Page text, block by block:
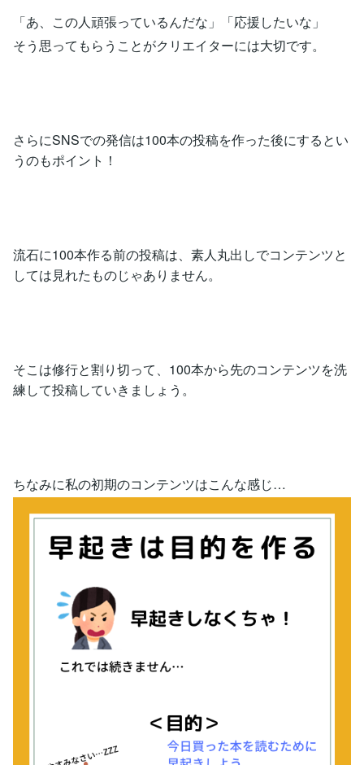
「あ、この人頑張っているんだな」「応援したいな」
そう思ってもらうことがクリエイターには大切です。
さらにSNSでの発信は100本の投稿を作った後にするとい
うのもポイント！
流石に100本作る前の投稿は、素人丸出しでコンテンツと
しては見れたものじゃありません。
そこは修行と割り切って、100本から先のコンテンツを洗
練して投稿していきましょう。
ちなみに私の初期のコンテンツはこんな感じ…